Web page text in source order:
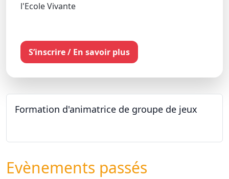
l'Ecole Vivante
S’inscrire / En savoir plus
Formation d'animatrice de groupe de jeux
Evènements passés